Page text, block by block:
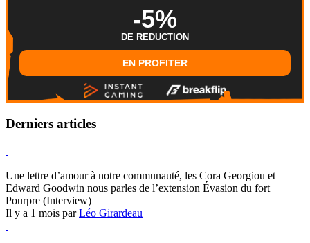
-5%
DE REDUCTION
EN PROFITER
Derniers articles
Une lettre d’amour à notre communauté, les Cora Georgiou et
Edward Goodwin nous parles de l’extension Évasion du fort
Pourpre (Interview)
Il y a 1 mois parLéo Girardeau